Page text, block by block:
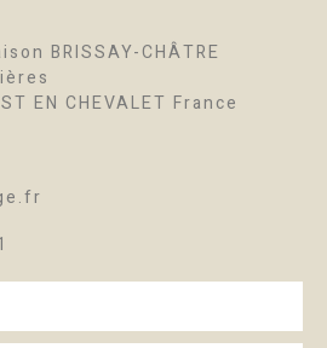
BRISSAY-CHÂTRE
EN CHEVALET France